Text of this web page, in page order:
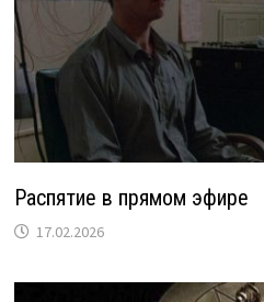
Распятие в прямом эфире
17.02.2026